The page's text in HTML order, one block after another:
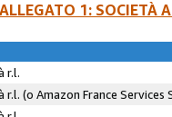
ALLEGATO 1: SOCIETÀ
r.l.
r.l. (o Amazon France